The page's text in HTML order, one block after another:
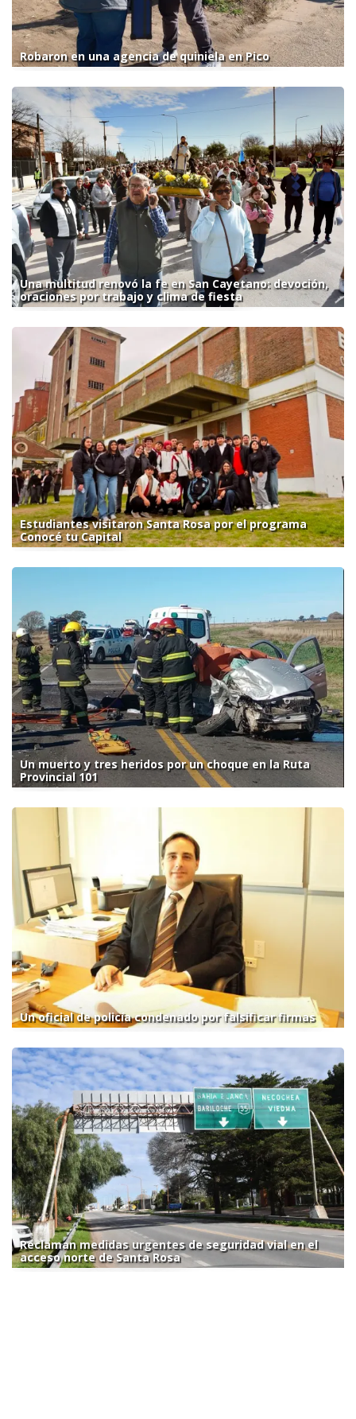
Robaron en una agencia de quiniela en Pico
Una multitud renovó la fe en San Cayetano: devoción,
oraciones por trabajo y clima de fiesta
Estudiantes visitaron Santa Rosa por el programa
Conocé tu Capital
Un muerto y tres heridos por un choque en la Ruta
Provincial 101
Un oficial de policía condenado por falsificar firmas
Reclaman medidas urgentes de seguridad vial en el
acceso norte de Santa Rosa